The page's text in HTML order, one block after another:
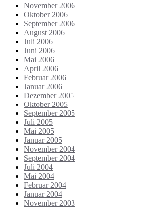
November 2006
Oktober 2006
September 2006
August 2006
Juli 2006
Juni 2006
Mai 2006
April 2006
Februar 2006
Januar 2006
Dezember 2005
Oktober 2005
September 2005
Juli 2005
Mai 2005
Januar 2005
November 2004
September 2004
Juli 2004
Mai 2004
Februar 2004
Januar 2004
November 2003